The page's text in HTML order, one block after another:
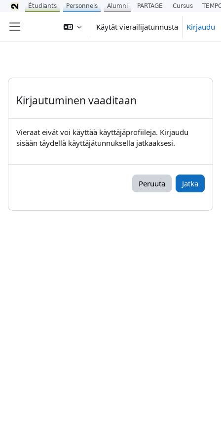
Käytät vierailijatunnusta Kirjaudu
Kirjautuminen vaaditaan
Vieraat eivät voi käyttää käyttäjäprofiileja. Kirjaudu
sisään täydellä käyttäjätunnuksella jatkaaksesi.
Peruuta Jatka
Étudiants Personnels Alumni PARTAGE Cursus